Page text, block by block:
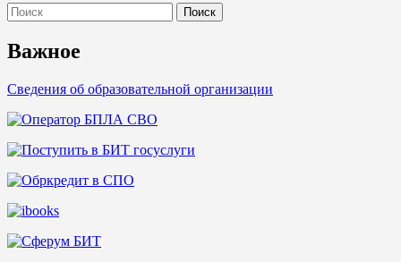
Search
for:
Важное
Сведения об образовательной организации